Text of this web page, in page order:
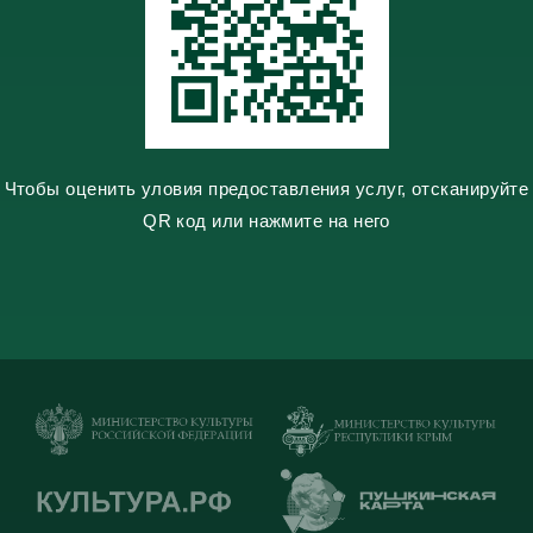
i
k
i
Чтобы оценить уловия предоставления услуг, отсканируйте
QR код или нажмите на него